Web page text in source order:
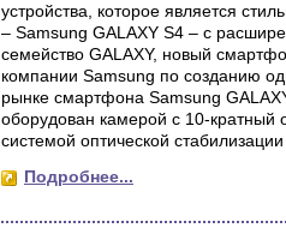
устройства, которое является
– Samsung GALAXY S4 – с
семейство GALAXY, новый
компании Samsung по созданию
рынке смартфона Samsung
оборудован камерой с 10-кратный
системой оптической
Подробнее...